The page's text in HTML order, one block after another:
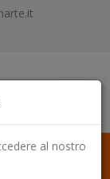
al nostro